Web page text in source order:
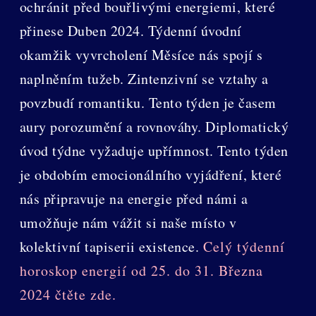
ochránit před bouřlivými energiemi, které
přinese Duben 2024. Týdenní úvodní
okamžik vyvrcholení Měsíce nás spojí s
naplněním tužeb. Zintenzivní se vztahy a
povzbudí romantiku. Tento týden je časem
aury porozumění a rovnováhy. Diplomatický
úvod týdne vyžaduje upřímnost. Tento týden
je obdobím emocionálního vyjádření, které
nás připravuje na energie před námi a
umožňuje nám vážit si naše místo v
kolektivní tapiserii existence. Celý týdenní
horoskop energií od 25. do 31. Března
2024 čtěte zde.